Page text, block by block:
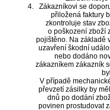
Zákazníkovi se
přiložená faktury
zkontroluje stav
o poškození zboží
pojištěno. Na základě
uzavření škodní
nebo dodáno
zákazníkem zákazník
V případě
převzetí zásilky by
dnů po dodání
povinen prostudovat